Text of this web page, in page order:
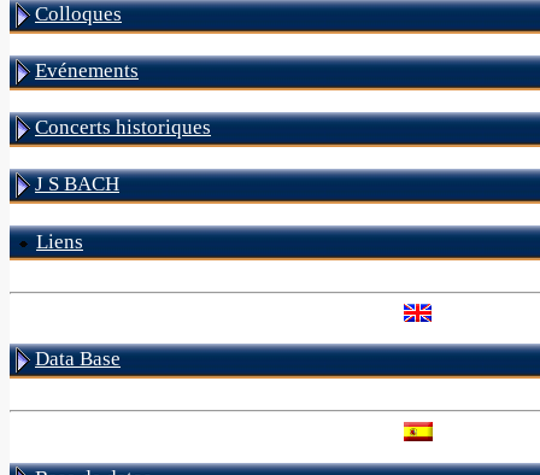
Colloques
Evénements
Concerts historiques
J S BACH
Liens
Data Base